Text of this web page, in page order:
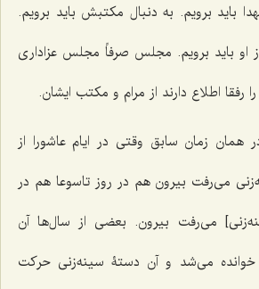
باید برویم. به دنبال مکتبش باید برویم.
او باید برویم. مجلس صرفاً مجلس عزاداری
اطلاع دارند از مرام و مکتب ایشان.
زمان سابق وقتی در ایام عاشورا از
می‌رفت بیرون هم در روز تاسوعا هم در
می‌رفت بیرون. بعضی از سال‌ها آن
می‌شد و آن دستۀ سینه‌زنی حرکت